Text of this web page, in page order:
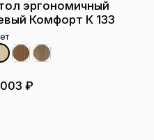
эргономичный
Комфорт К 133
₽